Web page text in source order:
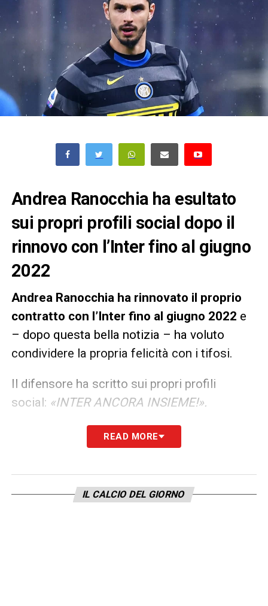
Andrea Ranocchia ha esultato
sui propri profili social dopo il
rinnovo con l’Inter fino al giugno
2022
Andrea Ranocchia ha rinnovato il proprio
contratto con l’Inter fino al giugno 2022 e
– dopo questa bella notizia – ha voluto
condividere la propria felicità con i tifosi.
Il difensore ha scritto sui propri profili
social: «INTER ANCORA INSIEME!».
LA PLAYLIST DELLE NOSTRE TOP NEWS
READ MORE
IL CALCIO DEL GIORNO